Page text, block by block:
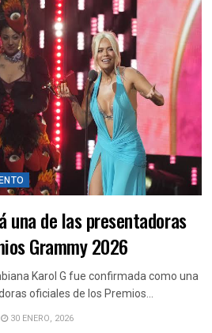
una de las presentadoras
Grammy 2026
Karol G fue confirmada como una
oficiales de los Premios...
30 ENERO, 2026